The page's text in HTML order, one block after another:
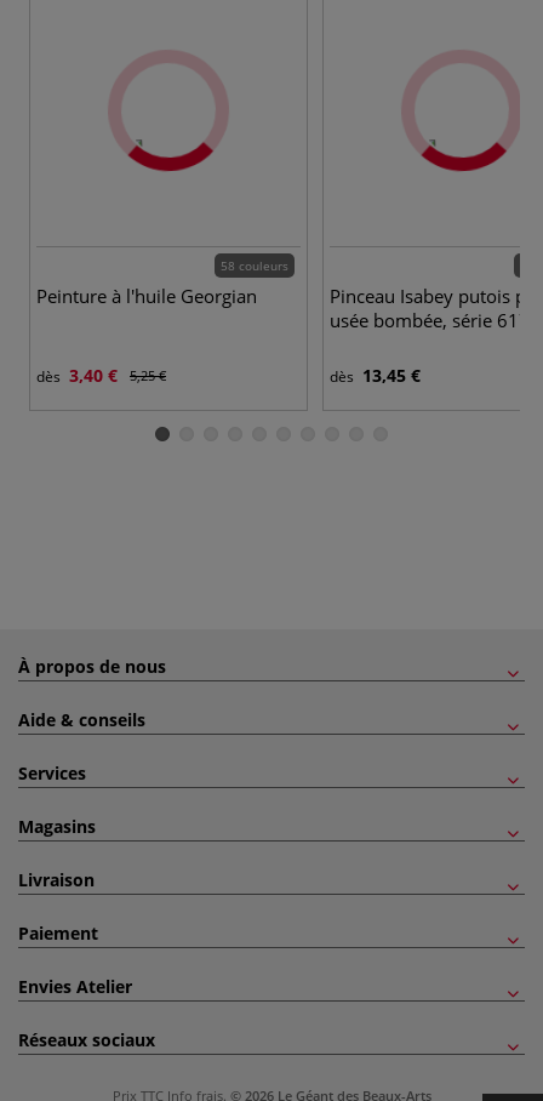
58 couleurs
Peinture à l'huile Georgian
dès 3,40 € 5,25 €
Pinceau Isabey putois
usée bombée, série 6176
dès 13,45 €
À propos de nous
Aide & conseils
Services
Magasins
Livraison
Paiement
Envies Atelier
Réseaux sociaux
Prix TTC Info frais. © 2026 Le Géant des Beaux-Arts